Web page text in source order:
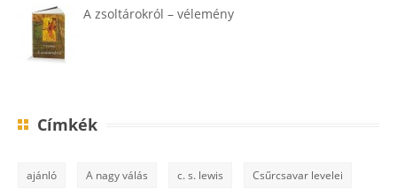
A zsoltárokról – vélemény
Címkék
ajánló A nagy válás c. s. lewis Csűrcsavar levelei